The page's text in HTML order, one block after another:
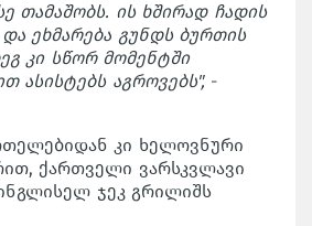
თამაშობს. ის ხშირად ჩადის
და ეხმარება გუნდს ბურთის
კი სწორ მომენტში
ასისტებს აგროვებს", -
კი ხელოვნური
ქართველი ვარსკვლავი
ჯეკ გრილიშს